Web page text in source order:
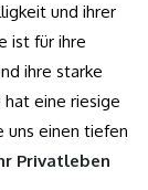
und ihrer
ist für ihre
ihre starke
hat eine riesige
uns einen tiefen
Privatleben